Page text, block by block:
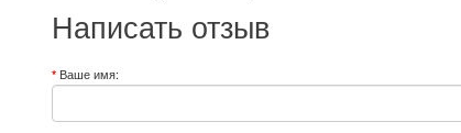
Написать отзыв
Ваше имя: